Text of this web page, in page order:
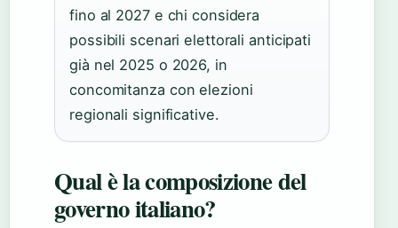
fino al 2027 e chi considera
possibili scenari elettorali anticipati
già nel 2025 o 2026, in
concomitanza con elezioni
regionali significative.
Qual è la composizione del
governo italiano?